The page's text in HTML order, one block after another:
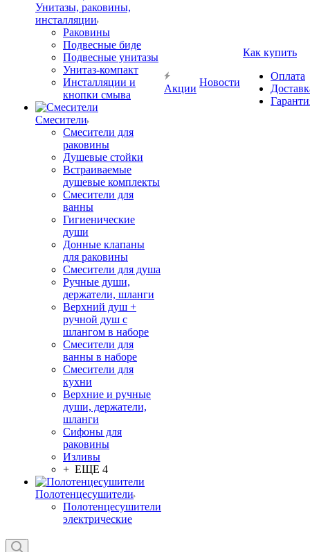
Унитазы, раковины,
инсталляции
Раковины
Подвесные биде
Подвесные унитазы
Унитаз-компакт
Инсталляции и
кнопки смыва
Смесители
Смесители для
раковины
Душевые стойки
Встраиваемые
душевые комплекты
Смесители для
ванны
Гигиенические
души
Донные клапаны
для раковины
Смесители для душа
Ручные души,
держатели, шланги
Верхний душ +
ручной душ с
шлангом в наборе
Смесители для
ванны в наборе
Смесители для
кухни
Верхние и ручные
души, держатели,
шланги
Сифоны для
раковины
Изливы
+ ЕЩЕ 4
Полотенцесушители
Полотенцесушители
электрические
Акции
Новости
Как купить
Оплата